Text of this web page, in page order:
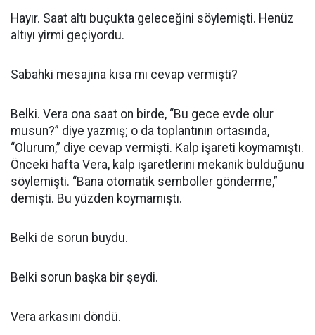
Hayır. Saat altı buçukta geleceğini söylemişti. Henüz
altıyı yirmi geçiyordu.
Sabahki mesajına kısa mı cevap vermişti?
Belki. Vera ona saat on birde, “Bu gece evde olur
musun?” diye yazmış; o da toplantının ortasında,
“Olurum,” diye cevap vermişti. Kalp işareti koymamıştı.
Önceki hafta Vera, kalp işaretlerini mekanik bulduğunu
söylemişti. “Bana otomatik semboller gönderme,”
demişti. Bu yüzden koymamıştı.
Belki de sorun buydu.
Belki sorun başka bir şeydi.
Vera arkasını döndü.